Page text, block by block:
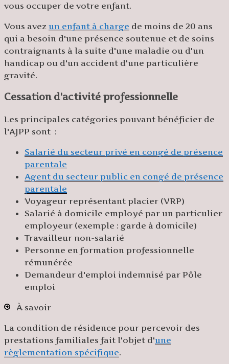
vous occuper de votre enfant.
Vous avez un enfant à charge de moins de 20 ans
qui a besoin d'une présence soutenue et de soins
contraignants à la suite d'une maladie ou d'un
handicap ou d'un accident d'une particulière
gravité.
Cessation d'activité professionnelle
Les principales catégories pouvant bénéficier de
l'AJPP sont :
Salarié du secteur privé en congé de présence
parentale
Agent du secteur public en congé de présence
parentale
Voyageur représentant placier (VRP)
Salarié à domicile employé par un particulier
employeur (exemple : garde à domicile)
Travailleur non-salarié
Personne en formation professionnelle
rémunérée
Demandeur d'emploi indemnisé par Pôle
emploi
À savoir
La condition de résidence pour percevoir des
prestations familiales fait l'objet d'une
règlementation spécifique.